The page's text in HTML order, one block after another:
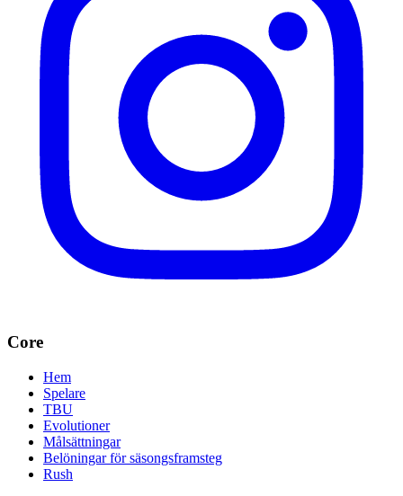
Core
Hem
Spelare
TBU
Evolutioner
Målsättningar
Belöningar för säsongsframsteg
Rush